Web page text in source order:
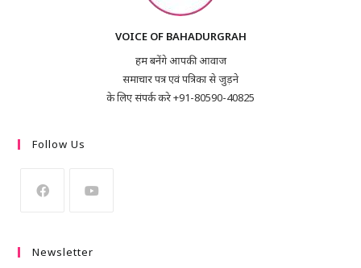
VOICE OF BAHADURGRAH
हम बनेंगे आपकी आवाज
समाचार पत्र एवं पत्रिका से जुड़ने
के लिए संपर्क करे +91-80590-40825
Follow Us
Newsletter